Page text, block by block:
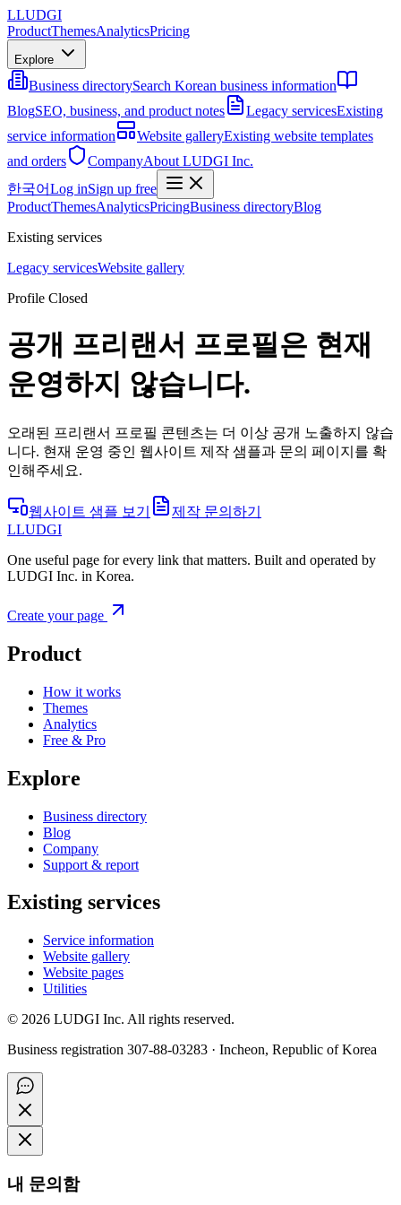
LLUDGI
ProductThemesAnalyticsPricing
Explore
Business directorySearch Korean business information
BlogSEO, business, and product notes Legacy servicesExisting
service information
Website galleryExisting website templates
and orders
CompanyAbout LUDGI Inc.
한국어Log inSign up free
ProductThemesAnalyticsPricingBusiness directoryBlog
Existing services
Legacy servicesWebsite gallery
Profile Closed
공개 프리랜서 프로필은 현재
운영하지 않습니다.
오래된 프리랜서 프로필 콘텐츠는 더 이상 공개 노출하지 않습
니다. 현재 운영 중인 웹사이트 제작 샘플과 문의 페이지를 확
인해주세요.
웹사이트 샘플 보기
제작 문의하기
LLUDGI
One useful page for every link that matters. Built and operated by
LUDGI Inc. in Korea.
Create your page
Product
How it works
Themes
Analytics
Free & Pro
Explore
Business directory
Blog
Company
Support & report
Existing services
Service information
Website gallery
Website pages
Utilities
© 2026 LUDGI Inc. All rights reserved.
Business registration 307-88-03283 · Incheon, Republic of Korea
내 문의함